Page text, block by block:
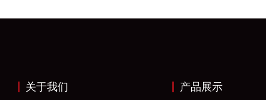
关于我们 产品展示